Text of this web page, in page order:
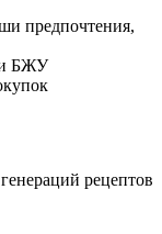
предпочтения,
и БЖУ
рецептов